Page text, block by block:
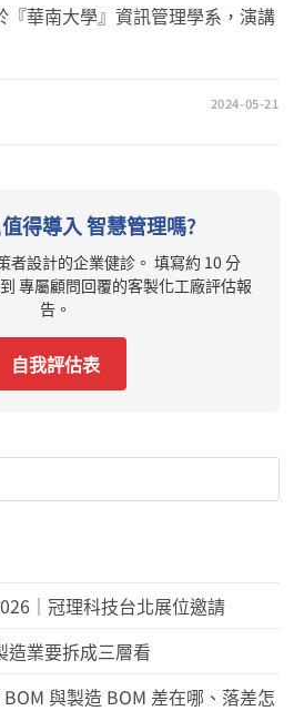
『華南大學』資訊管理學系，演講
2024-05-21
得導入 智慧管理嗎?
者設計的企業健診。 填寫約 10 分
專屬顧問回覆的客製化工廠評估報
告。
自我評估表
｜冠理科技台北展位邀請
造業要拆成三層看
與製造 BOM 差在哪、落差怎